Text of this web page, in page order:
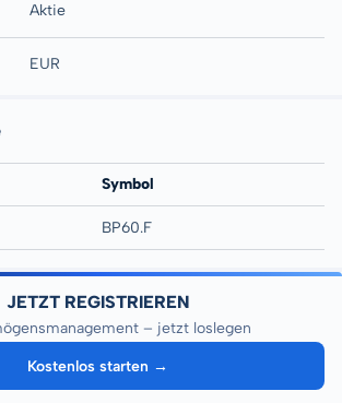
Aktie
EUR
Symbol
BP60.F
JETZT REGISTRIEREN
– jetzt loslegen
Kostenlos starten →